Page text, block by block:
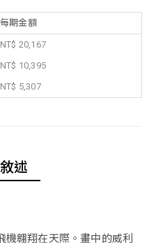
每期金額
NT$ 20,167
NT$ 10,395
NT$ 5,307
述
翱翔在天際。畫中的威利